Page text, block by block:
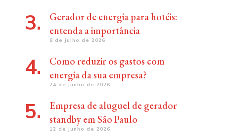
Gerador de energia para hotéis:
entenda a importância
8 de julho de 2026
Como reduzir os gastos com
energia da sua empresa?
24 de junho de 2026
Empresa de aluguel de gerador
standby em São Paulo
12 de junho de 2026